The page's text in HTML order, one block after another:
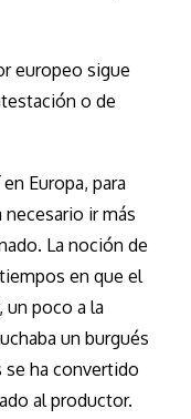
europeo sigue
o de
Europa, para
ir más
La noción de
en que el
un poco a la
un burgués
se ha convertido
al productor.